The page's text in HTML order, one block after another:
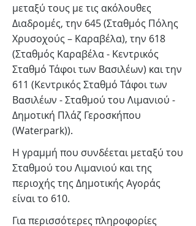
μεταξύ τους με τις ακόλουθες
Διαδρομές, την 645 (Σταθμός Πόλης
Χρυσοχούς – Καραβέλα), την 618
(Σταθμός Καραβέλα - Κεντρικός
Σταθμό Τάφοι των Βασιλέων) και την
611 (Κεντρικός Σταθμό Τάφοι των
Βασιλέων - Σταθμού του Λιμανιού -
Δημοτική Πλάζ Γεροσκήπου
(Waterpark)).
Η γραμμή που συνδέεται μεταξύ του
Σταθμού του Λιμανιού και της
περιοχής της Δημοτικής Αγοράς
είναι το 610.
Για περισσότερες πληροφορίες